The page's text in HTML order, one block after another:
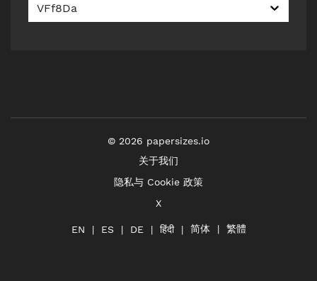
VFf8Da
© 2026 papersizes.io
关于我们
隐私与 Cookie 政策
X
EN ES DE हिंदी 简体 繁體